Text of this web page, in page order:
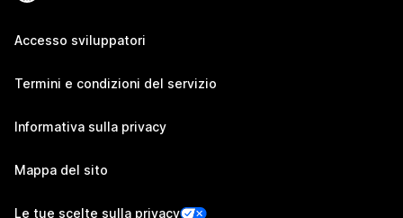
Accesso sviluppatori
Termini e condizioni del servizio
Informativa sulla privacy
Mappa del sito
Le tue scelte sulla privacy